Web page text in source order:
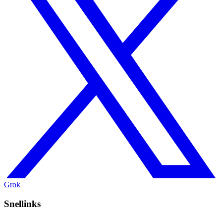
Grok
Snellinks